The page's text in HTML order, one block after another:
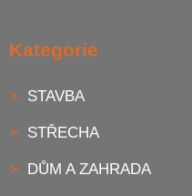
Kategorie
STAVBA
STŘECHA
DŮM A ZAHRADA